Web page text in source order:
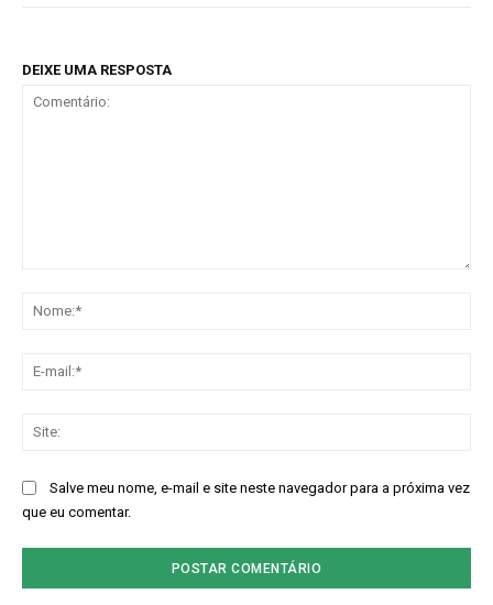
DEIXE UMA RESPOSTA
Salve meu nome, e-mail e site neste navegador para a próxima vez
que eu comentar.